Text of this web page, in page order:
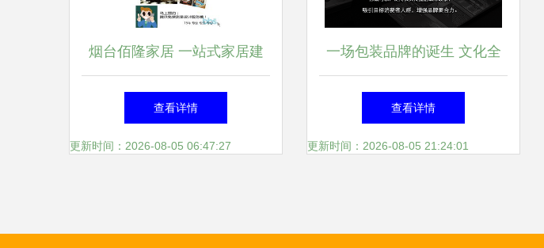
烟台佰隆家居 一站式家居建
材设计与服务专家
查看详情
更新时间：2026-08-05 06:47:27
一场包装品牌的诞生 文化全
案公司的生命解读
查看详情
更新时间：2026-08-05 21:24:01